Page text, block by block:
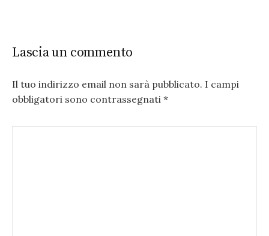
Lascia un commento
Il tuo indirizzo email non sarà pubblicato. I campi
obbligatori sono contrassegnati *